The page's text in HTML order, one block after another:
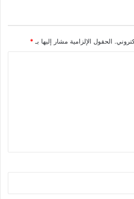
الحقول الإلزامية مشار إليها بـ*